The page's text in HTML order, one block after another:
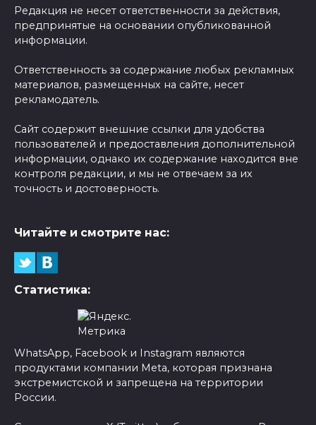
Редакция не несет ответственности за действия,
предпринятые на основании опубликованной
информации.
Ответственность за содержание любых рекламных
материалов, размещенных на сайте, несет
рекламодатель.
Сайт содержит внешние ссылки для удобства
пользователей и предоставления дополнительной
информации, однако их содержание находится вне
контроля редакции, и мы не отвечаем за их
точность и достоверность.
Читайте и смотрите нас:
Статистика:
WhatsApp, Facebook и Instagram являются
продуктами компании Meta, которая признана
экстремистской и запрещена на территории
России.